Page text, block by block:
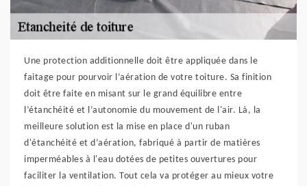
Une protection additionnelle doit être appliquée dans le
faitage pour pourvoir l’aération de votre toiture. Sa finition
doit être faite en misant sur le grand équilibre entre
l’étanchéité et l’autonomie du mouvement de l'air. Là, la
meilleure solution est la mise en place d'un ruban
d'étanchéité et d’aération, fabriqué à partir de matières
imperméables à l'eau dotées de petites ouvertures pour
faciliter la ventilation. Tout cela va protéger au mieux votre